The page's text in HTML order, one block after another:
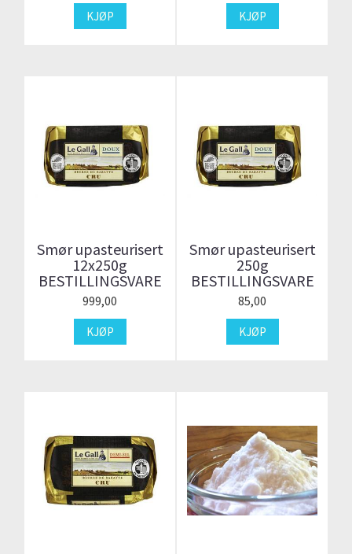
KJØP KJØP
Smør upasteurisert
12x250g
BESTILLINGSVARE
999,00
KJØP
Smør upasteurisert
250g
BESTILLINGSVARE
85,00
KJØP